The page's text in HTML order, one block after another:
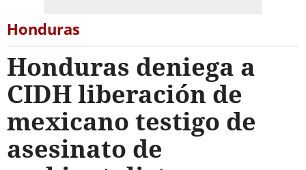
Honduras
Honduras deniega a
CIDH liberación de
mexicano testigo de
asesinato de